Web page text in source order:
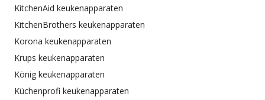
KitchenAid keukenapparaten
KitchenBrothers keukenapparaten
Korona keukenapparaten
Krups keukenapparaten
König keukenapparaten
Küchenprofi keukenapparaten